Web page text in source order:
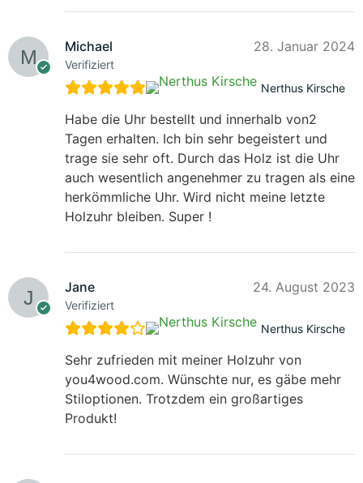
Michael
Verifiziert
28. Januar 2024
Nerthus Kirsche
Habe die Uhr bestellt und innerhalb von2
Tagen erhalten. Ich bin sehr begeistert und
trage sie sehr oft. Durch das Holz ist die Uhr
auch wesentlich angenehmer zu tragen als eine
herkömmliche Uhr. Wird nicht meine letzte
Holzuhr bleiben. Super !
Jane
Verifiziert
24. August 2023
Nerthus Kirsche
Sehr zufrieden mit meiner Holzuhr von
you4wood.com. Wünschte nur, es gäbe mehr
Stiloptionen. Trotzdem ein großartiges
Produkt!